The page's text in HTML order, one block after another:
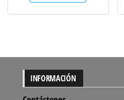
INFORMACIÓN